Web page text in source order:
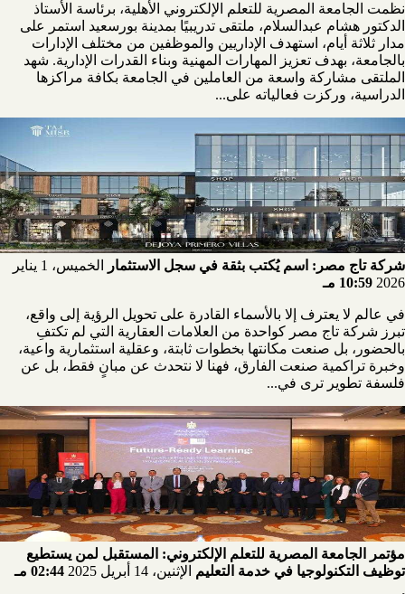
نظمت الجامعة المصرية للتعلم الإلكتروني الأهلية، برئاسة الأستاذ
الدكتور هشام عبدالسلام، ملتقى تدريبيًا بمدينة بورسعيد استمر على
مدار ثلاثة أيام، استهدف الإداريين والموظفين من مختلف الإدارات
بالجامعة، بهدف تعزيز المهارات المهنية وبناء القدرات الإدارية. شهد
الملتقى مشاركة واسعة من العاملين في الجامعة بكافة مراكزها
الدراسية، وركزت فعالياته على...
شركة تاج مصر: اسم يُكتب بثقة في سجل الاستثمار
الخميس، 1 يناير
2026 10:59 مـ
في عالم لا يعترف إلا بالأسماء القادرة على تحويل الرؤية إلى واقع،
تبرز شركة تاج مصر كواحدة من العلامات العقارية التي لم تكتفِ
بالحضور، بل صنعت مكانتها بخطوات ثابتة، وعقلية استثمارية واعية،
وخبرة تراكمية صنعت الفارق، فهنا لا نتحدث عن مبانٍ فقط، بل عن
فلسفة تطوير ترى في...
مؤتمر الجامعة المصرية للتعلم الإلكتروني: المستقبل لمن يستطيع
توظيف التكنولوجيا في خدمة التعليم الإثنين، 14 أبريل 2025 02:44 مـ